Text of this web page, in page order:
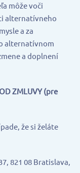
môže voči
alternatívneho
a za
alternatívnom
a doplnení
ZMLUVY (pre
že si želáte
821 08 Bratislava,